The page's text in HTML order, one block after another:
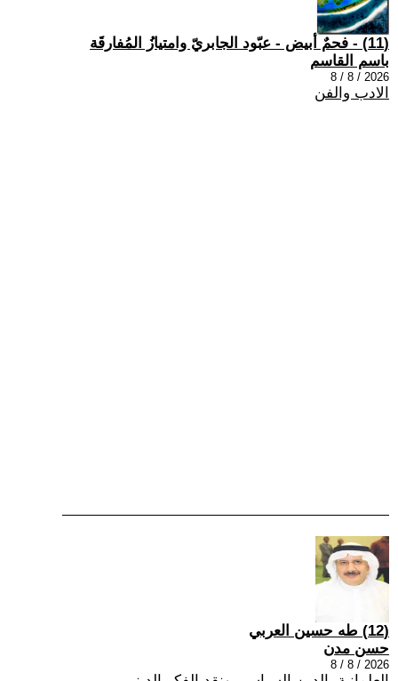
(11) - فحمٌ أبيض - عبّود الجابريّ وامتيازُ المُفارقَة
باسم القاسم
2026 / 8 / 8
الادب والفن
(12) طه حسين العربي
حسن مدن
2026 / 8 / 8